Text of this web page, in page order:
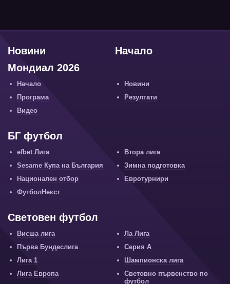
Начало
Новини
Мондиал 2026
Начало
Новини
Програма
Резултати
Видео
БГ футбол
efbet Лига
Втора лига
Sesame Купа на България
Зимна подготовка
Национален отбор
Евротурнири
ФутболНекст
Световен футбол
Висша лига
Ла Лига
Първа Бундеслига
Серия А
Лига 1
Шампионска лига
Лига Европа
Световно първенство по
футбол